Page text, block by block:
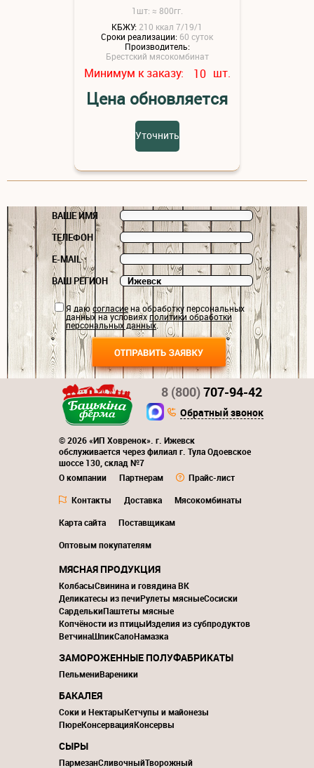
1шт: ≈ 800гг.
КБЖУ: 210 ккал 7/19/1
Сроки реализации: 60 суток
Производитель:
Брестский мясокомбинат
Минимум к заказу: 10 шт.
Цена обновляется
Уточнить
ВАШЕ ИМЯ
ТЕЛЕФОН
E-MAIL
ВАШ РЕГИОН
Я даюсогласиена обработку персональных
данных на условияхполитики обработки
персональных данных.
© 2026 «ИП Ховренок». г. Ижевск
обслуживается через филиал г. Тула Одоевское
шоссе 130, склад №7
О компании
Партнерам
Прайс-лист
Контакты
Доставка
Мясокомбинаты
Карта сайта
Поставщикам
Оптовым покупателям
8 (800)707-94-42
Обратный звонок
МЯСНАЯ ПРОДУКЦИЯ
КолбасыСвинина и говядина ВК
Деликатесы из печиРулеты мясныеСосиски
СарделькиПаштеты мясные
Копчёности из птицыИзделия из субпродуктов
ВетчинаШпикСалоНамазка
ЗАМОРОЖЕННЫЕ ПОЛУФАБРИКАТЫ
ПельмениВареники
БАКАЛЕЯ
Соки и НектарыКетчупы и майонезы
ПюреКонсервацияКонсервы
СЫРЫ
ПармезанСливочныйТворожный